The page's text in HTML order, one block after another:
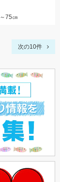
75㎝
次の10件